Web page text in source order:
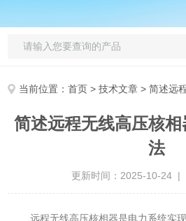
当前位置：首页 >技术文章 > 简述远程
简述远程无线高压核
法
更新时间：2025-10-24 |
远程无线高压核相器是电力系统实现